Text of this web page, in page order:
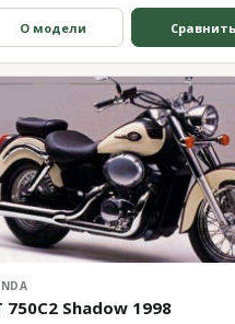
О модели Сравнить
750C2 Shadow 1998